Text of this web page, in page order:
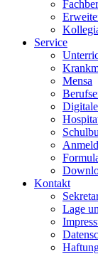
Service
Mensa
Kontakt
Lage